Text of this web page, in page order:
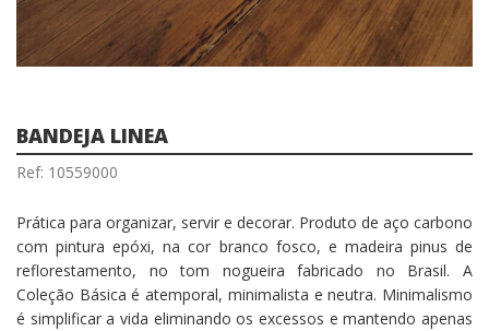
BANDEJA LINEA
Ref: 10559000
Prática para organizar, servir e decorar. Produto de aço carbono
com pintura epóxi, na cor branco fosco, e madeira pinus de
reflorestamento, no tom nogueira fabricado no Brasil. A
Coleção Básica é atemporal, minimalista e neutra. Minimalismo
é simplificar a vida eliminando os excessos e mantendo apenas